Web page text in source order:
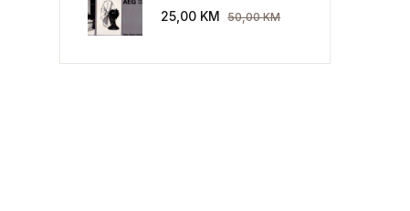
Industriekultur: Peter
25,00 KM 50,00KM